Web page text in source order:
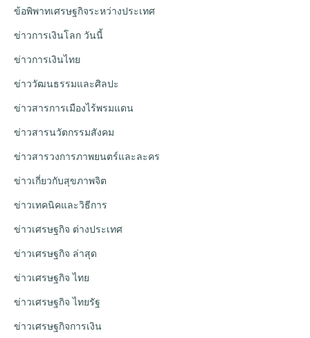
ข้อพิพาทเศรษฐกิจระหว่างประเทศ
ข่าวการเงินโลก วันนี้
ข่าวการเงินไทย
ข่าววัฒนธรรมและศิลปะ
ข่าวสารการเมืองไร้พรมแดน
ข่าวสารนวัตกรรมสังคม
ข่าวสารวงการภาพยนตร์และละคร
ข่าวเกี่ยวกับสุขภาพจิต
ข่าวเทคนิคและวิธีการ
ข่าวเศรษฐกิจ ต่างประเทศ
ข่าวเศรษฐกิจ ล่าสุด
ข่าวเศรษฐกิจ ไทย
ข่าวเศรษฐกิจ ไทยรัฐ
ข่าวเศรษฐกิจการเงิน